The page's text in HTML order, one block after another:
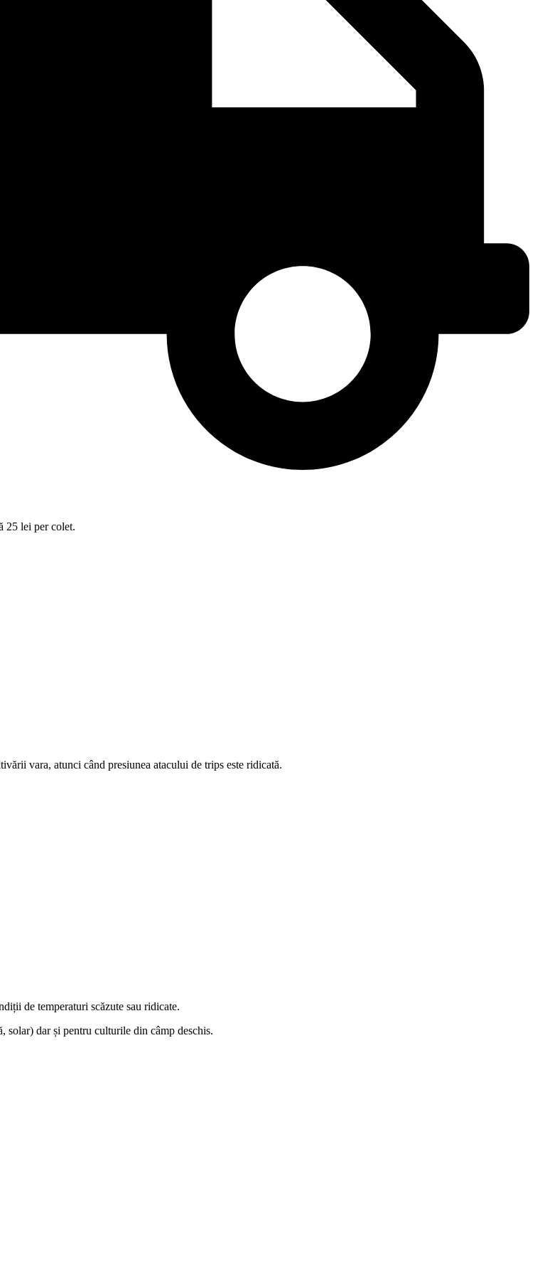
25 lei per colet.
vara, atunci când presiunea atacului de trips este ridicată.
de temperaturi scăzute sau ridicate.
solar) dar și pentru culturile din câmp deschis.